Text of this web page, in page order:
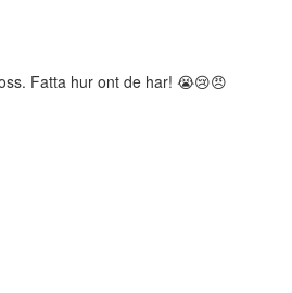
Fatta hur ont de har! 😭😢😠